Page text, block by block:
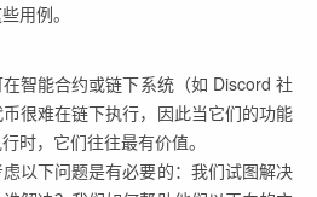
用例。
智能合约或链下系统（如 Discord 社
很难在链下执行，因此当它们的功能
时，它们往往最有价值。
以下问题是有必要的：我们试图解决